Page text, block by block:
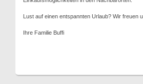
Lust auf einen entspannten Urlaub? Wir freuen
Ihre Familie Buffi